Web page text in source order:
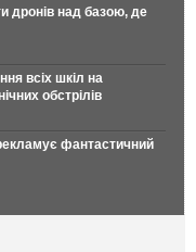
дронів над базою, де
всіх шкіл на
обстрілів
фантастичний